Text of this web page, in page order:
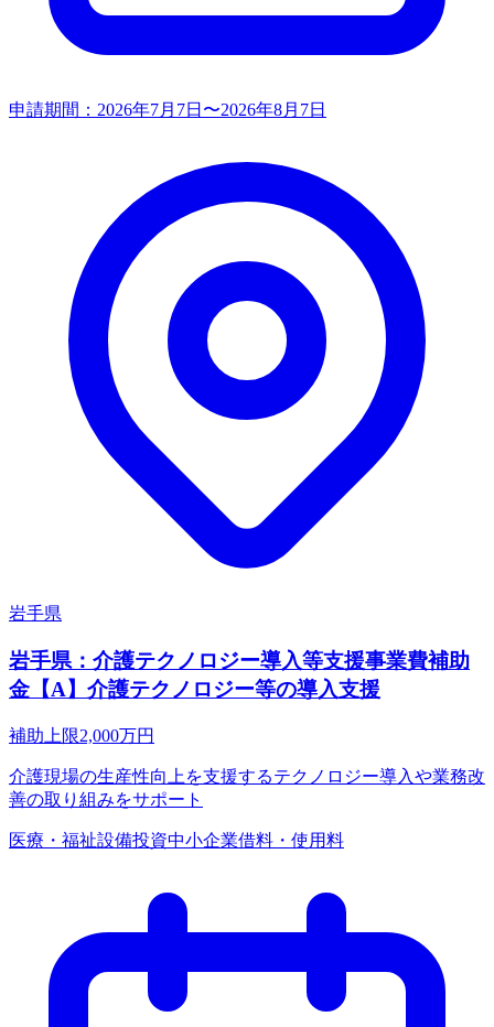
申請期間： 2026年7月7日〜2026年8月7日
岩手県
岩手県：介護テクノロジー導入等支援事業費補助
金【A】介護テクノロジー等の導入支援
補助上限2,000万円
介護現場の生産性向上を支援するテクノロジー導入や業務改
善の取り組みをサポート
医療・福祉設備投資中小企業借料・使用料